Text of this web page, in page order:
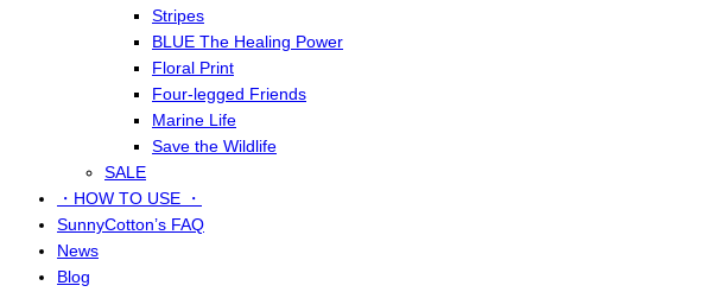
Stripes
BLUE The Healing Power
Floral Print
Four-legged Friends
Marine Life
Save the Wildlife
SALE
・HOW TO USE ・
SunnyCotton’s FAQ
News
Blog